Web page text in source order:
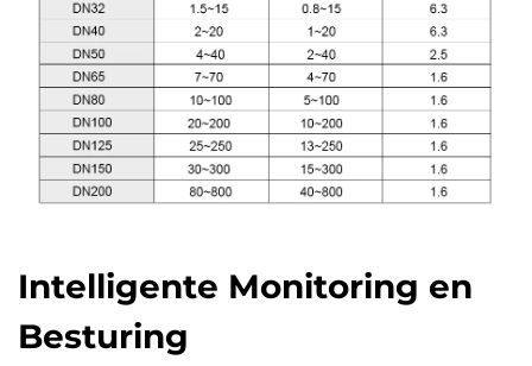
Intelligente Monitoring en
Besturing